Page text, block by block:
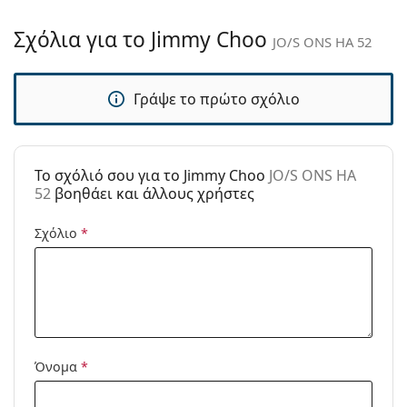
Πανί
καθαρισμού:
Ναι
Τύπος:
Γυναικεία
Μάρκα:
Jimmy Choo
JO/S ONS HA 52
Σχόλια για το Jimmy Choo JO/S ONS HA 52
Γράψε το πρώτο σχόλιο
To σχόλιό σου για το Jimmy Choo JO/S ONS HA
52 βοηθάει και άλλους χρήστες
Σχόλιο *
Όνομα *